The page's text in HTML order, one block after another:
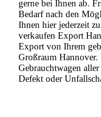
gerne bei Ihnen ab.
Bedarf nach den
Ihnen hier jederzeit
verkaufen Export
Export von Ihrem
Großraum Hannover.
Gebrauchtwagen
Defekt oder